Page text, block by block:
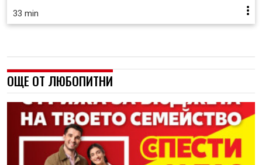
33 min
ОЩЕ ОТ ЛЮБОПИТНИ